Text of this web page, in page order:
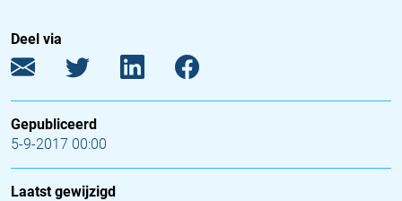
Deel via
Gepubliceerd
5-9-2017 00:00
Laatst gewijzigd